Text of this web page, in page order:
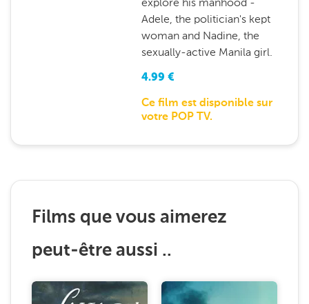
Adele, the politician's kept
woman and Nadine, the
sexually-active Manila girl.
4.99 €
Ce film est disponible sur
votre POP TV.
Films que vous aimerez
peut-être aussi ..